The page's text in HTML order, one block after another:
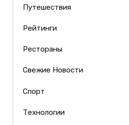
Путешествия
Рейтинги
Рестораны
Свежие Новости
Спорт
Технологии